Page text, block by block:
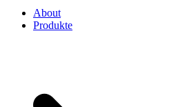
About
Produkte